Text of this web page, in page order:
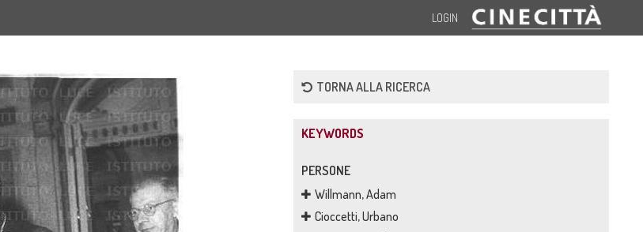
LOGIN
TORNA ALLA RICERCA
KEYWORDS
PERSONE
Willmann, Adam
Cioccetti, Urbano